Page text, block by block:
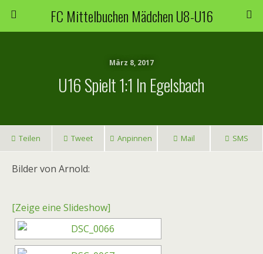
FC Mittelbuchen Mädchen U8-U16
März 8, 2017
U16 Spielt 1:1 In Egelsbach
Teilen Tweet Anpinnen Mail SMS
Bilder von Arnold:
[Zeige eine Slideshow]